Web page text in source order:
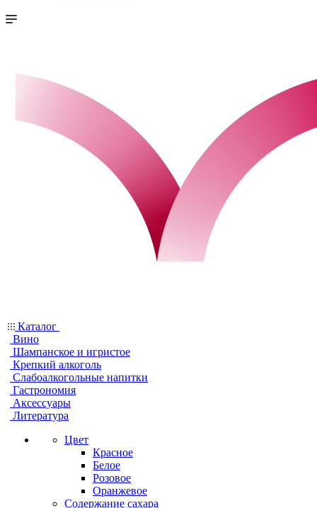
Каталог
Вино
Шампанское и игристое
Крепкий алкоголь
Слабоалкогольные напитки
Гастрономия
Аксессуары
Литература
Цвет
Красное
Белое
Розовое
Оранжевое
Содержание сахара